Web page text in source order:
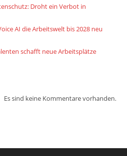
Droht ein Verbot in
AI die Arbeitswelt bis 2028 neu
schafft neue Arbeitsplätze
Es sind keine Kommentare vorhanden.